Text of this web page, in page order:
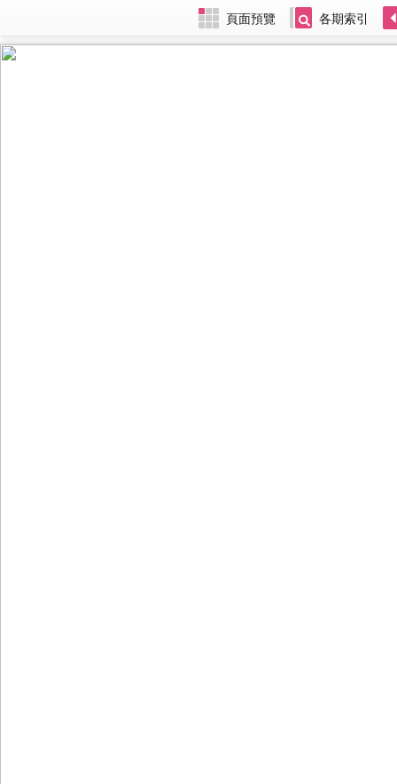
頁面預覽 各期索引